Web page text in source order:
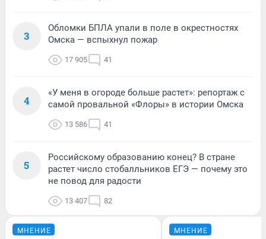
3
Обломки БПЛА упали в поле в окрестностях
Омска — вспыхнул пожар
17 905 41
4
«У меня в огороде больше растет»: репортаж с
самой провальной «Флоры» в истории Омска
13 586 41
5
Российскому образованию конец? В стране
растет число стобалльников ЕГЭ — почему это
не повод для радости
13 407 82
МНЕНИЕ МНЕНИЕ